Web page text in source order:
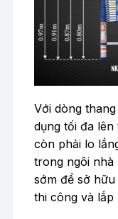
Với dòng
dụng tối đa
còn phải lo
trong ngôi nhà
sớm để sở
thi công và lắp